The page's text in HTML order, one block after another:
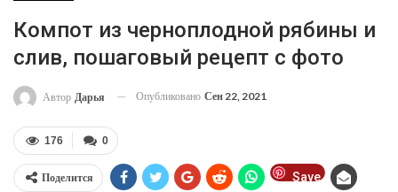
Компот из черноплодной рябины и
слив, пошаговый рецепт с фото
Автор Дарья Опубликовано Сен 22, 2021
0
176
Поделится Save